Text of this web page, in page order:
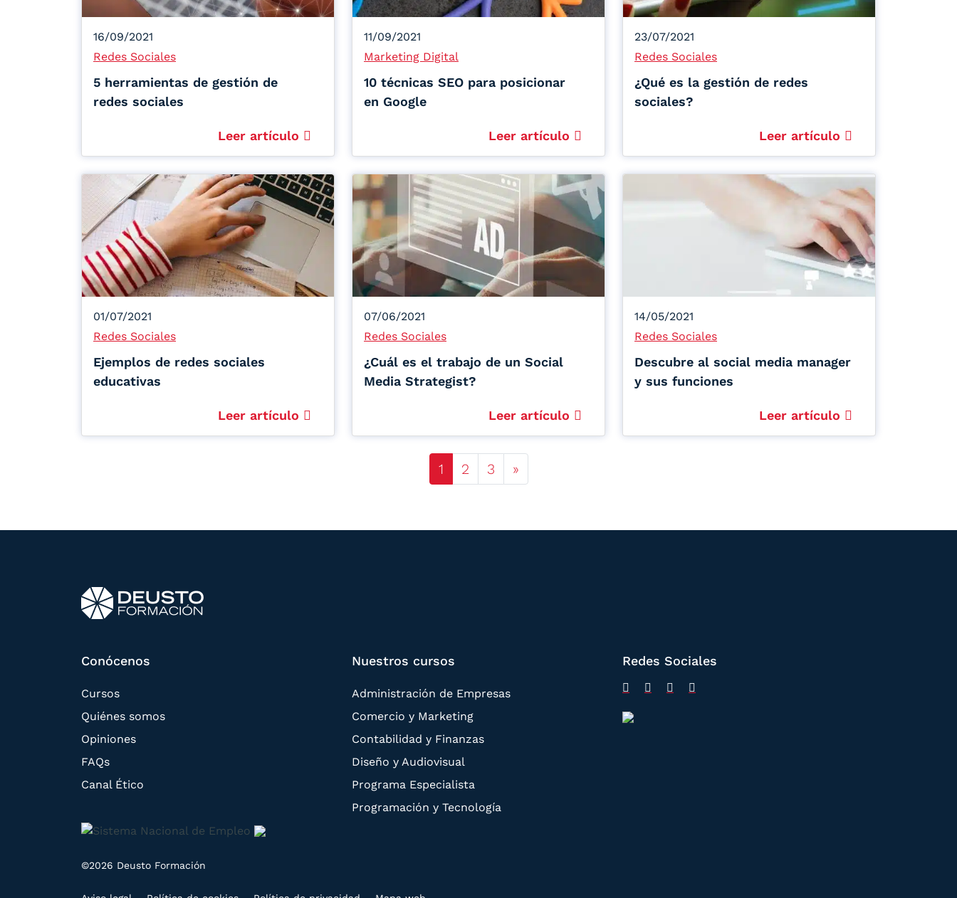
16/09/2021
Redes Sociales
5 herramientas de gestión de
redes sociales
Leer artículo
11/09/2021
Marketing Digital
10 técnicas SEO para posicionar
en Google
Leer artículo
23/07/2021
Redes Sociales
¿Qué es la gestión de redes
sociales?
Leer artículo
01/07/2021
Redes Sociales
Ejemplos de redes sociales
educativas
Leer artículo
07/06/2021
Redes Sociales
¿Cuál es el trabajo de un Social
Media Strategist?
Leer artículo
14/05/2021
Redes Sociales
Descubre al social media manager
y sus funciones
Leer artículo
Posts navigation
1 2 3 »
Conócenos
Cursos
Quiénes somos
Opiniones
FAQs
Canal Ético
Nuestros cursos
Administración de Empresas
Comercio y Marketing
Contabilidad y Finanzas
Diseño y Audiovisual
Programa Especialista
Programación y Tecnología
Redes Sociales
©2026 Deusto Formación